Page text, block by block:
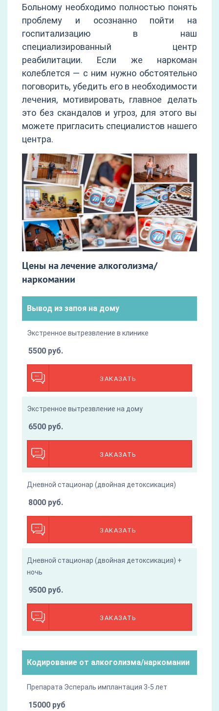
Больному необходимо полностью понять
проблему и осознанно пойти на
госпитализацию в наш
специализированный центр
реабилитации. Если же наркоман
колеблется — с ним нужно обстоятельно
поговорить, убедить его в необходимости
лечения, мотивировать, главное делать
это без скандалов и угроз, для этого вы
можете пригласить специалистов нашего
центра.
Цены на лечение алкоголизма/
наркомании
Вывод из запоя на дому
Экстренное вытрезвление в клинике
ЗАКАЗАТЬ
5500 руб.
Экстренное вытрезвление на дому
ЗАКАЗАТЬ
6500 руб.
Дневной стационар (двойная детоксикация)
ЗАКАЗАТЬ
8000 руб.
Дневной стационар (двойная детоксикация) +
ночь
ЗАКАЗАТЬ
9500 руб.
Кодирование от алкоголизма/наркомании
Препарата Эспераль имплантация 3-5 лет
15000 руб